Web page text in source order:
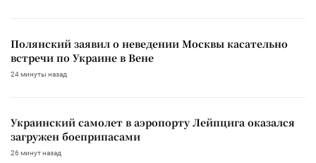
Полянский заявил о неведении Москвы касательно
встречи по Украине в Вене
24 минуты назад
Украинский самолет в аэропорту Лейпцига оказался
загружен боеприпасами
26 минут назад